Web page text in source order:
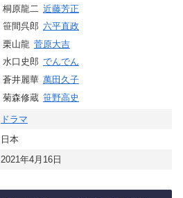
桐原龍二 近藤芳正
笹間呉郎 六平直政
栗山龍 菅原大吉
水口史郎 でんでん
蒼井麗華 萬田久子
菊森修蔵 笹野高史
ドラマ
日本
2021年4月16日